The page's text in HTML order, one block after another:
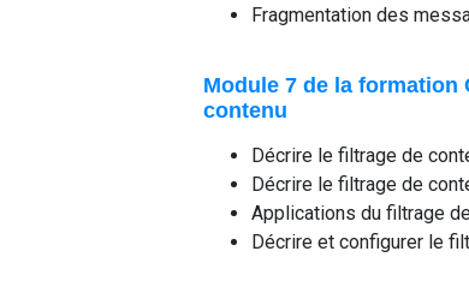
Fragmentation des
Module 7 de la formation
contenu
Décrire le filtrage de
Décrire le filtrage de
Applications du filtrage
Décrire et configurer le